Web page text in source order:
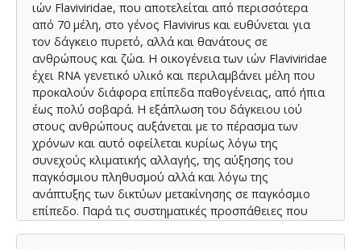
ιών Flaviviridae, που αποτελείται από περισσότερα
από 70 μέλη, στο γένος Flavivirus και ευθύνεται για
τον δάγκειο πυρετό, αλλά και θανάτους σε
ανθρώπους και ζώα. Η οικογένεια των ιών Flaviviridae
έχει RNA γενετικό υλικό και περιλαμβάνει μέλη που
προκαλούν διάφορα επίπεδα παθογένειας, από ήπια
έως πολύ σοβαρά. Η εξάπλωση του δάγκειου ιού
στους ανθρώπους αυξάνεται με το πέρασμα των
χρόνων και αυτό οφείλεται κυρίως λόγω της
συνεχούς κλιματικής αλλαγής, της αύξησης του
παγκόσμιου πληθυσμού αλλά και λόγω της
ανάπτυξης των δικτύων μετακίνησης σε παγκόσμιο
επίπεδο. Παρά τις συστηματικές προσπάθειες που